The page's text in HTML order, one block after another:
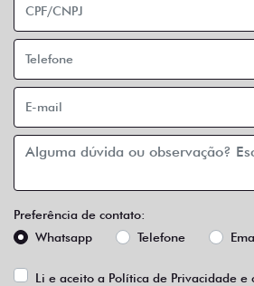
Preferência de contato:
Whatsapp
Telefone
Li e aceito a Política de Privacidade e